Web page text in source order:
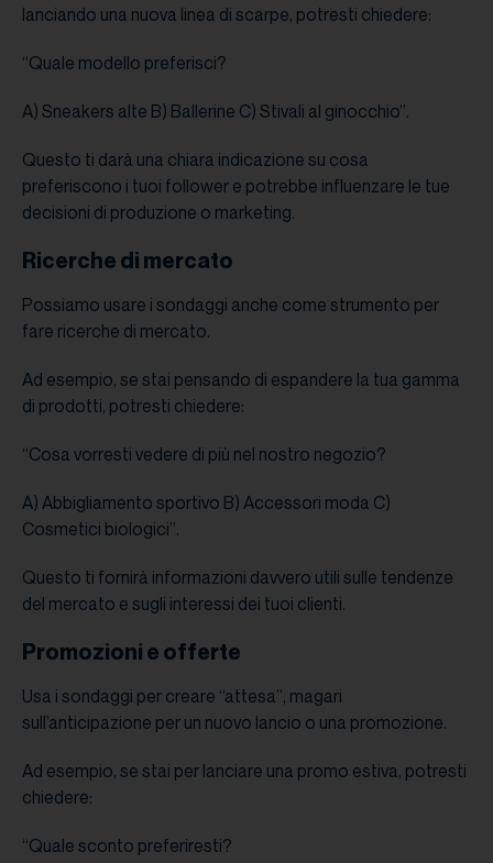
lanciando una nuova linea di scarpe, potresti chiedere:
“Quale modello preferisci?
A) Sneakers alte B) Ballerine C) Stivali al ginocchio”.
Questo ti darà una chiara indicazione su cosa
preferiscono i tuoi follower e potrebbe influenzare le tue
decisioni di produzione o marketing.
Ricerche di mercato
Possiamo usare i sondaggi anche come strumento per
fare ricerche di mercato.
Ad esempio, se stai pensando di espandere la tua gamma
di prodotti, potresti chiedere:
“Cosa vorresti vedere di più nel nostro negozio?
A) Abbigliamento sportivo B) Accessori moda C)
Cosmetici biologici”.
Questo ti fornirà informazioni davvero utili sulle tendenze
del mercato e sugli interessi dei tuoi clienti.
Promozioni e offerte
Usa i sondaggi per creare “attesa”, magari
sull’anticipazione per un nuovo lancio o una promozione.
Ad esempio, se stai per lanciare una promo estiva, potresti
chiedere:
“Quale sconto preferiresti?